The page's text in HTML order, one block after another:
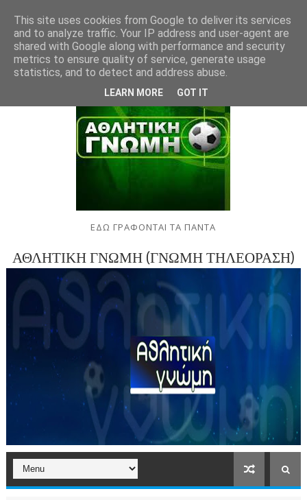
ΕΔΩ ΓΡΑΦΟΝΤΑΙ ΤΑ ΠΑΝΤΑ
ΑΘΛΗΤΙΚΗ ΓΝΩΜΗ (ΓΝΩΜΗ ΤΗΛΕΟΡΑΣΗ)
This site uses cookies from Google to deliver its services
and to analyze traffic. Your IP address and user-agent are
shared with Google along with performance and security
metrics to ensure quality of service, generate usage
statistics, and to detect and address abuse.
LEARN MORE GOT IT